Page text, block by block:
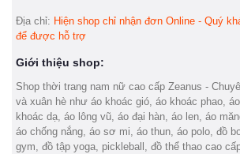
Địa chỉ: Hiện shop chỉ nhận đơn Online - Quý
để được hỗ trợ
Giới thiệu shop:
Shop thời trang nam nữ cao cấp Zeanus -
và xuân hè như áo khoác gió, áo khoác phao,
khoác dạ, áo lông vũ, áo đại hàn, áo len, áo
áo chống nắng, áo sơ mi, áo thun, áo polo, đồ
gym, đồ tập yoga, pickleball, đồ thể thao cao